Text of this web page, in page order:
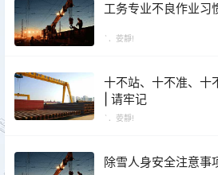
工务专业不良作业习
`．荌靜!
十不站、十不准、十
| 请牢记
`．荌靜!
除雪人身安全注意事